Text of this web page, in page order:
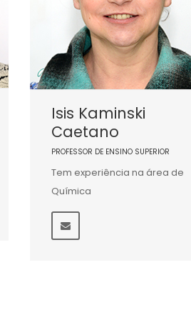
Isis Kaminski
Caetano
PROFESSOR DE ENSINO SUPERIOR
Tem experiência na área de
Química